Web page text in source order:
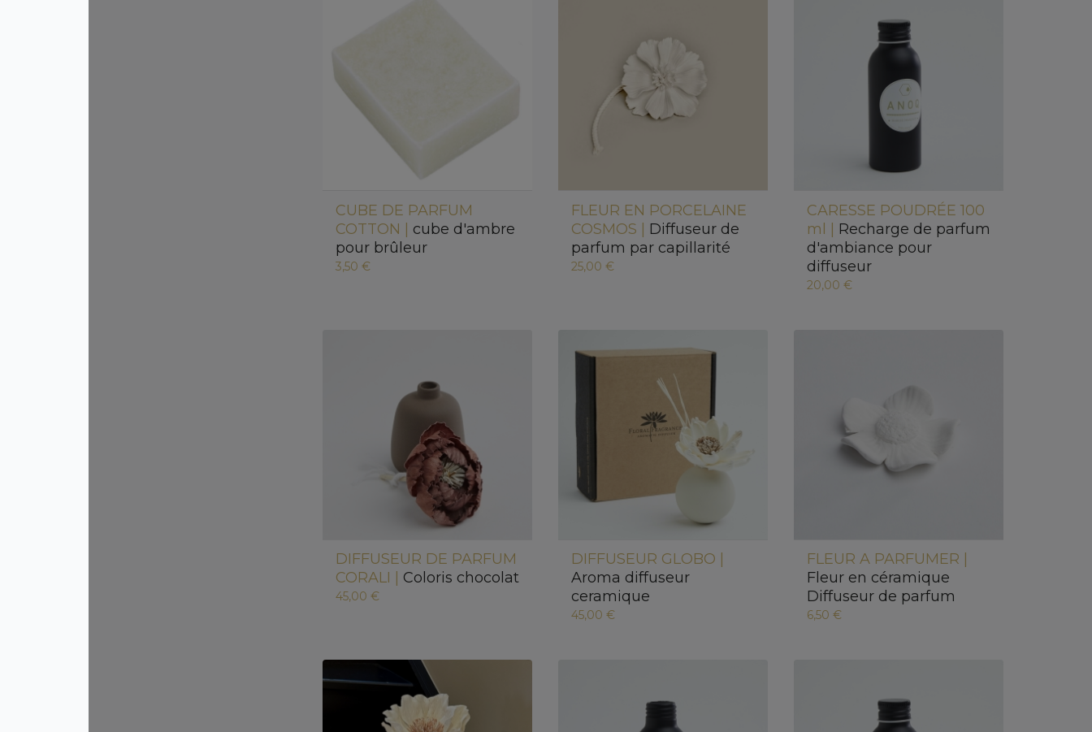
CUBE DE PARFUM
COTTON | cube d'ambre
pour brûleur
3,50 €
FLEUR EN PORCELAINE
COSMOS | Diffuseur de
parfum par capillarité
25,00 €
CARESSE POUDRÉE 100
ml | Recharge de parfum
d'ambiance pour
diffuseur
20,00 €
DIFFUSEUR DE PARFUM
CORALI | Coloris chocolat
45,00 €
DIFFUSEUR GLOBO |
Aroma diffuseur
ceramique
45,00 €
FLEUR A PARFUMER |
Fleur en céramique
Diffuseur de parfum
6,50 €